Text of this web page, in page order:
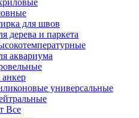
для швов
дерева и паркета
аквариума
универсальные
Все